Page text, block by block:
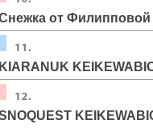
от Филипповой
KIARANUK